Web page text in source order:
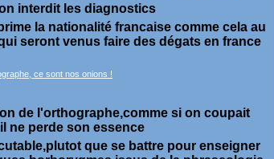
interdit les diagnostics
la nationalité francaise comme cela au
seront venus faire des dégats en france
de l'orthographe,comme si on coupait
ne perde son essence
que se battre pour enseigner